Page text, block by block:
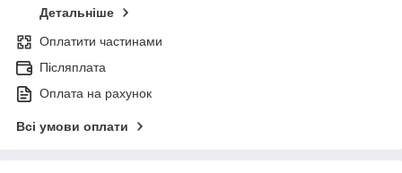
Детальніше
Оплатити частинами
Післяплата
Оплата на рахунок
Всі умови оплати